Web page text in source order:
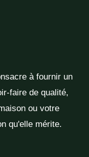
à fournir un
faire de qualité,
ou votre
qu'elle mérite.